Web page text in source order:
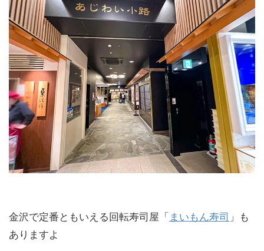
金沢で定番ともいえる回転寿司屋「 まいもん寿司 」も
ありますよ